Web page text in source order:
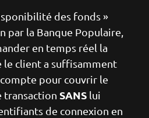
des fonds »
par la Banque Populaire,
en temps réel la
client a suffisamment
pour couvrir le
transaction SANS lui
de connexion en